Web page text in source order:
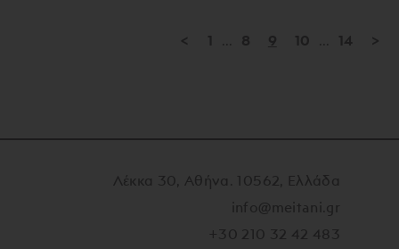
< 1 8 9 10 14 >
Λέκκα 30, Αθήνα. 10562, Ελλάδα
info@meitani.gr
+30 210 32 42 483